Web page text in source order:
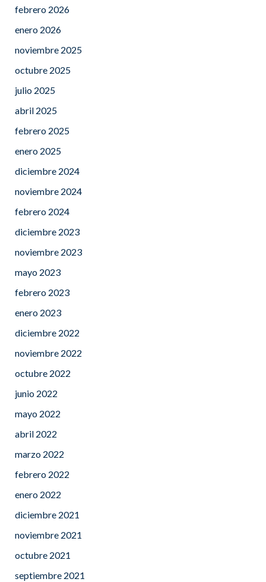
febrero 2026
enero 2026
noviembre 2025
octubre 2025
julio 2025
abril 2025
febrero 2025
enero 2025
diciembre 2024
noviembre 2024
febrero 2024
diciembre 2023
noviembre 2023
mayo 2023
febrero 2023
enero 2023
diciembre 2022
noviembre 2022
octubre 2022
junio 2022
mayo 2022
abril 2022
marzo 2022
febrero 2022
enero 2022
diciembre 2021
noviembre 2021
octubre 2021
septiembre 2021